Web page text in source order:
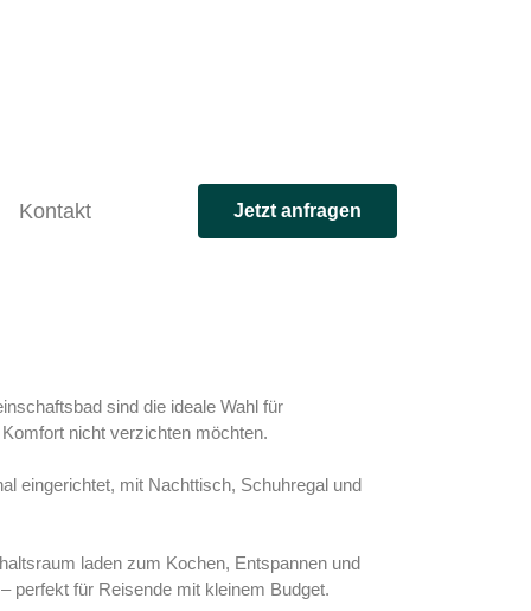
Kontakt Jetzt anfragen
sind die ideale Wahl für
nicht verzichten möchten.
eingerichtet, mit Nachttisch, Schuhregal und
laden zum Kochen, Entspannen und
perfekt für Reisende mit kleinem Budget.